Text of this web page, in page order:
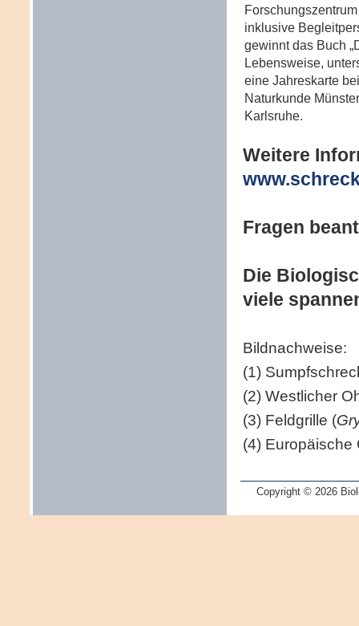
inklusive
gewinnt das Buch
Lebensweise,
eine Jahreskarte
Naturkunde
Karlsruhe.
Weitere
Fragen
Die
viele
Bildnachweise:
(1)
(2) Westlicher
(3) Feldgrille (
(4) Europäische
Copyright © 2026